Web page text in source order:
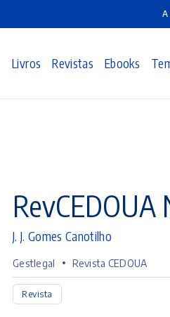
A
Livros Revistas Ebooks
RevCEDOUA
J. J. Gomes Canotilho
Gestlegal • Revista CEDOUA
Revista